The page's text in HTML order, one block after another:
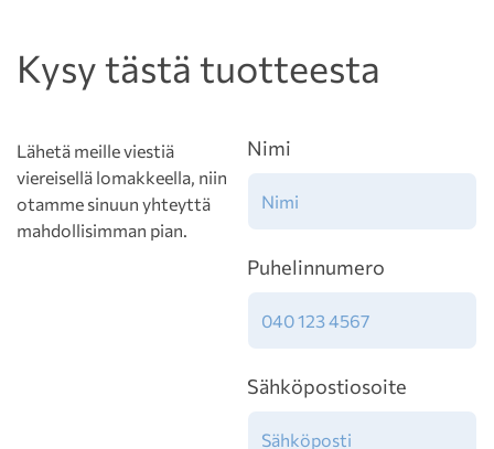
Kysy tästä tuotteesta
Lähetä meille viestiä
viereisellä lomakkeella, niin
otamme sinuun yhteyttä
mahdollisimman pian.
Nimi
Puhelinnumero
Sähköpostiosoite